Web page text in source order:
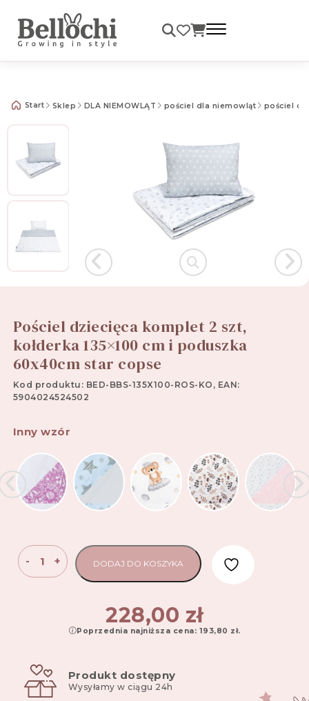
Darmowa dostawa od 99 zł
Start Sklep DLA NIEMOWLĄT pościel dla niemowląt pościel
Pościel dziecięca komplet 2 szt,
kołderka 135×100 cm i poduszka
60x40cm star copse
Kod produktu: BED-BBS-135X100-ROS-KO, EAN:
5904024524502
Inny wzór
-
ilość
Pościel
135x100
cm
i
+ DODAJ DO KOSZYKA
228,00 zł
Poprzednia najniższa cena: 193,80 zł.
Produkt dostępny
Wysyłamy w ciągu 24h